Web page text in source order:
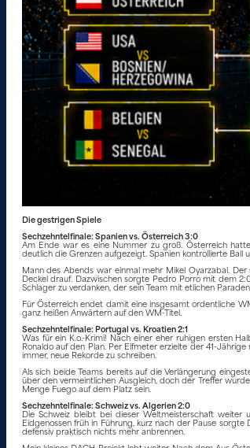
Die gestrigen Spiele
Sechzehntelfinale: Spanien vs. Österreich 3:0
Am Ende war es eine Nummer zu groß. Österreich
deutlich die Grenzen aufgezeigt. Spanien kontrollierte
Mann des Abends war einmal mehr Mikel Oyarzabal.
Deckel drauf. Dazwischen sorgte Pedro Porro mit dem
Schlager zu verdanken, der sein Team mit etlichen
Für Österreich endet damit eine insgesamt ordentliche
ganz heißen Anwärtern auf den WM-Titel.
Sechzehntelfinale: Portugal vs. Kroatien 2:1
Was für ein K.o.-Krimi! Nach einer eher ruhigen ersten
Ronaldo auf den Plan. Per Elfmeter erzielte der 41-
immer, neue Rekorde zu schreiben.
Als sich beide Teams bereits auf die Verlängerung
über den vermeintlichen Ausgleich, doch der Treffer
Menge Fuego auf dem Platz sein.
Sechzehntelfinale: Schweiz vs. Algerien 2:0
Die Schweiz bleibt bei dieser Weltmeisterschaft weiter
Eidgenossen früh in Führung, kurz nach der Pause
defensiv praktisch nichts mehr anbrennen.